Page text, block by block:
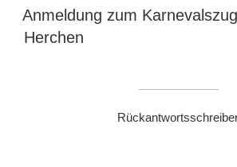
AM
Anmeldung zum
Herchen